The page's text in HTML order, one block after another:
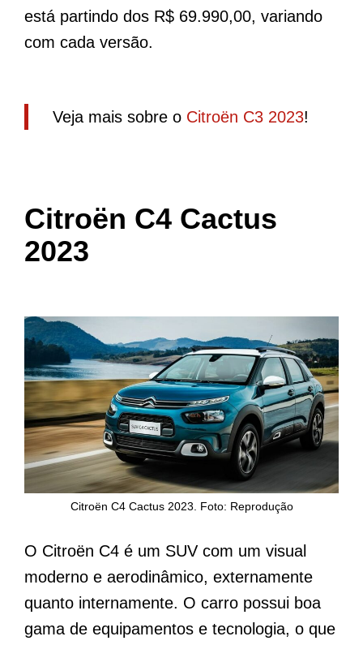
está partindo dos R$ 69.990,00, variando
com cada versão.
Veja mais sobre o Citroën C3 2023!
Citroën C4 Cactus
2023
Citroën C4 Cactus 2023. Foto: Reprodução
O Citroën C4 é um SUV com um visual
moderno e aerodinâmico, externamente
quanto internamente. O carro possui boa
gama de equipamentos e tecnologia, o que